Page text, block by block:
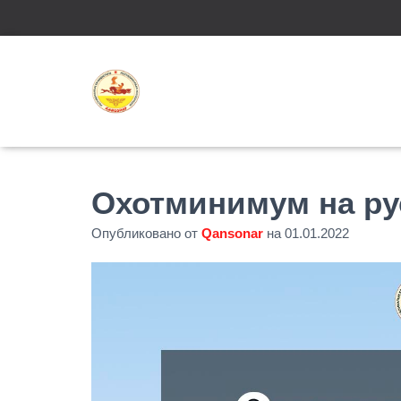
Охотминимум на
Опубликовано от Qansonar на 01.01.2022